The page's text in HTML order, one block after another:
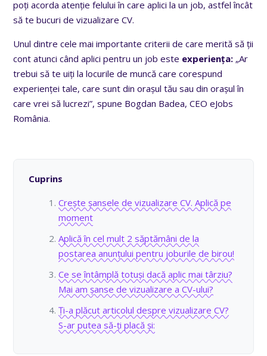
poți acorda atenție felului în care aplici la un job, astfel încât
să te bucuri de vizualizare CV.
Unul dintre cele mai importante criterii de care merită să ții
cont atunci când aplici pentru un job este experiența: „Ar
trebui să te uiți la locurile de muncă care corespund
experienței tale, care sunt din orașul tău sau din orașul în
care vrei să lucrezi”, spune Bogdan Badea, CEO eJobs
România.
Cuprins
Crește șansele de vizualizare CV. Aplică pe
moment
Aplică în cel mult 2 săptămâni de la
postarea anunțului pentru joburile de birou!
Ce se întâmplă totuși dacă aplic mai târziu?
Mai am șanse de vizualizare a CV-ului?
Ți-a plăcut articolul despre vizualizare CV?
S-ar putea să-ți placă și: